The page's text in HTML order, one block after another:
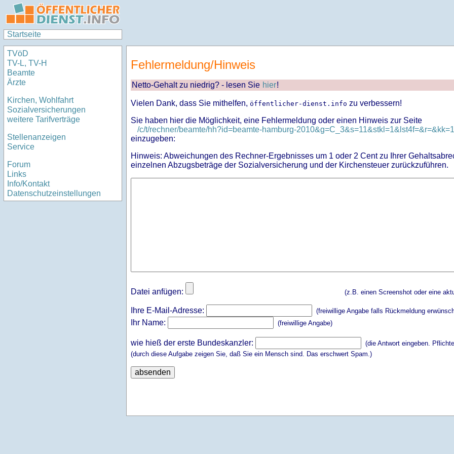
Startseite
TVöD
TV-L, TV-H
Beamte
Ärzte
Kirchen, Wohlfahrt
Sozialversicherungen
weitere Tarifverträge
Stellenanzeigen
Service
Forum
Links
Info/Kontakt
Datenschutzeinstellungen
Fehlermeldung/Hinweis
Netto-Gehalt zu niedrig? - lesen Sie hier!
Vielen Dank, dass Sie mithelfen, öffentlicher-dienst.info zu verbessern!
Sie haben hier die Möglichkeit, eine Fehlermeldung oder einen Hinweis zur Seite
/c/t/rechner/beamte/hh?id=beamte-hamburg-
einzugeben:
Hinweis: Abweichungen des Rechner-Ergebnisses um 1 oder 2 Cent zu Ihrer
einzelnen Abzugsbeträge der Sozialversicherung und der Kirchensteuer zurückzuführen.
Datei anfügen: (z.B. einen Screenshot oder eine
Ihre E-Mail-Adresse: (freiwillige Angabe falls Rückmeldung
Ihr Name: (freiwillige Angabe)
wie hieß der erste Bundeskanzler:
(die Antwort eingeben.
(durch diese Aufgabe zeigen Sie, daß Sie ein Mensch sind. Das erschwert Spam.)